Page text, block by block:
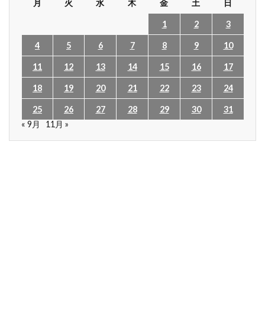
月
火 水 木 金 土 日
1 2 3
4 5 6 7 8 9 10
11 12 13 14 15 16 17
18 19 20 21 22 23 24
25 26 27 28 29 30
31
« 9月
11月 »